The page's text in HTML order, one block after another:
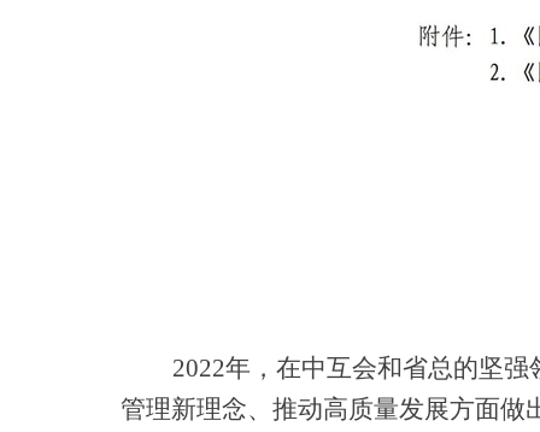
2022年，在中互会和省总的坚
管理新理念、推动高质量发展方面